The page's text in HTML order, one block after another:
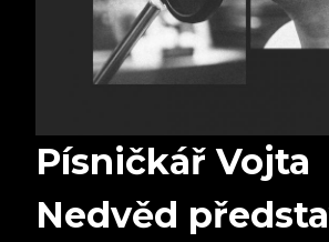
Písničkář Vojta
Nedvěd